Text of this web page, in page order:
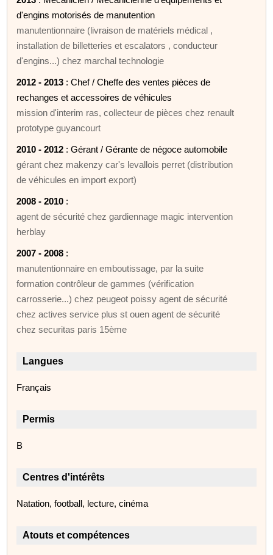
d'engins motorisés de manutention
manutentionnaire (livraison de matériels médical ,
installation de billetteries et escalators , conducteur
d'engins...) chez marchal technologie
2012 - 2013 : Chef / Cheffe des ventes pièces de
rechanges et accessoires de véhicules
mission d'interim ras, collecteur de pièces chez renault
prototype guyancourt
2010 - 2012 : Gérant / Gérante de négoce automobile
gérant chez makenzy car's levallois perret (distribution
de véhicules en import export)
2008 - 2010 :
agent de sécurité chez gardiennage magic intervention
herblay
2007 - 2008 :
manutentionnaire en emboutissage, par la suite
formation contrôleur de gammes (vérification
carrosserie...) chez peugeot poissy agent de sécurité
chez actives service plus st ouen agent de sécurité
chez securitas paris 15ème
Langues
Français
Permis
B
Centres d'intérêts
Natation, football, lecture, cinéma
Atouts et compétences